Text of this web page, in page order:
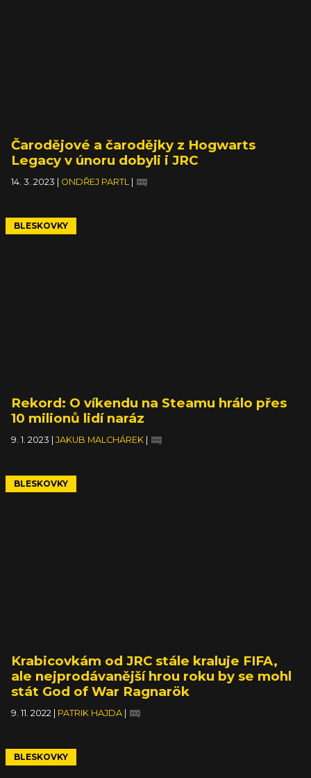
Čarodějové a čarodějky z Hogwarts
Legacy v únoru dobyli i JRC
14. 3. 2023 ONDŘEJ PARTL
BLESKOVKY
Rekord: O víkendu na Steamu hrálo přes
10 milionů lidí naráz
9. 1. 2023 JAKUB MALCHÁREK
BLESKOVKY
Krabicovkám od JRC stále kraluje FIFA,
ale nejprodávanější hrou roku by se mohl
stát God of War Ragnarök
9. 11. 2022 PATRIK HAJDA
BLESKOVKY